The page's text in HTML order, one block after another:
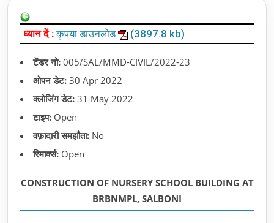
ध्यान दें :कृपया डाउनलोड (3897.8 kb)
टेंडर नो: 005/SAL/MMD-CIVIL/2022-23
ओपन डेट: 30 Apr 2022
क्लोजिंग डेट: 31 May 2022
टाइप: Open
वफ़ादारी समझौता: No
रिमार्क्स: Open
CONSTRUCTION OF NURSERY SCHOOL BUILDING AT
BRBNMPL, SALBONI